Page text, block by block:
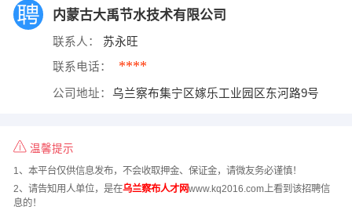
内蒙古大禹节水技术有限公司
联系人： 苏永旺
联系电话： ****
公司地址： 乌兰察布集宁区嫁乐工业园区东河路9号
温馨提示
1、本平台仅供信息发布，不会收取押金、保证金，请微友务必谨慎！
2、请告知用人单位，是在乌兰察布人才网www.kq2016.com上看到该招聘信
息的！